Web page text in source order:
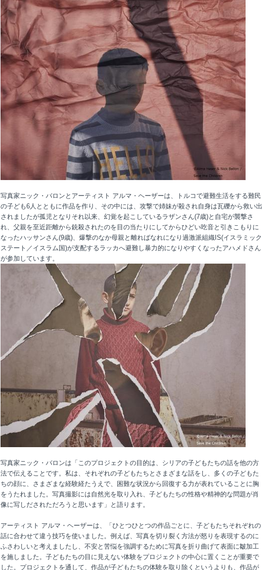
写真家ニック・バロンとアーティスト アルマ・ヘーザーは、トルコで避難生活をする難民
の子ども6人とともに作品を作り、その中には、攻撃で姉妹が殺され自身は瓦礫から救い出
されましたが孤児となりそれ以来、幻覚を起こしているラザンさん(7歳)と自宅が襲撃さ
れ、父親を至近距離から銃殺されたのを目の当たりにしてからひどい吃音と引きこもりに
なったハッサンさん(9歳)、爆撃のなか母親と離ればなれになり過激派組織IS(イスラミック
ステート／イスラム国)が支配するラッカへ避難し暴力的になりやすくなったアハメドさん
が参加しています。
写真家ニック・バロンは「このプロジェクトの目的は、シリアの子どもたちの話を他の方
法で伝えることです。私は、それぞれの子どもたちとさまざまな話をし、多くの子どもた
ちの顔に、さまざまな経験経たうえで、困難な状況から回復する力が表れていることに胸
をうたれました。写真撮影には自然光を取り入れ、子どもたちの性格や精神的な問題が肖
像に写しだされただろうと思います」と語ります。
アーティスト アルマ・ヘーザーは、「ひとつひとつの作品ごとに、子どもたちそれぞれの
話に合わせて違う技巧を使いました。例えば、写真を切り裂く方法が怒りを表現するのに
ふさわしいと考えましたし、不安と苦悩を強調するために写真を折り曲げて表面に皺加工
を施しました。子どもたちの目に見えない体験をプロジェクトの中心に置くことが重要で
した。プロジェクトを通して、作品が子どもたちの体験を取り除くというよりも、作品が